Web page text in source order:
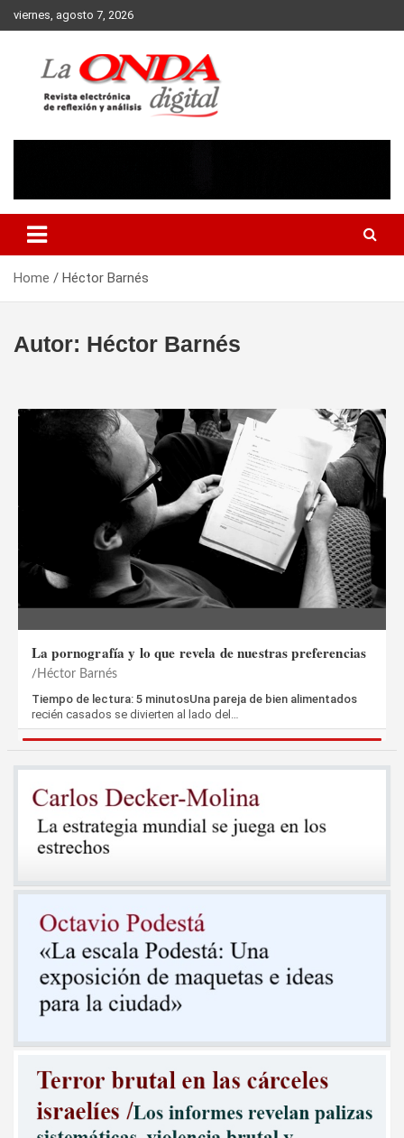
Skip
to
viernes, agosto 7, 2026
Home Héctor Barnés
Autor: Héctor Barnés
La pornografía y lo que revela de nuestras preferencias
Héctor Barnés
Tiempo de lectura: 5 minutosUna pareja de bien alimentados
recién casados se divierten al lado del…